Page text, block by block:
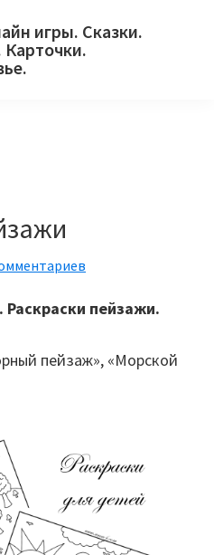
игры. Сказки.
Карточки.
Раскраски пейзажи.
пейзаж», «Морской